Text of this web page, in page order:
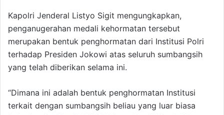
Kapolri Jenderal Listyo Sigit mengungkapkan,
penganugerahan medali kehormatan tersebut
merupakan bentuk penghormatan dari Institusi Polri
terhadap Presiden Jokowi atas seluruh sumbangsih
yang telah diberikan selama ini.
“Dimana ini adalah bentuk penghormatan Institusi
terkait dengan sumbangsih beliau yang luar biasa